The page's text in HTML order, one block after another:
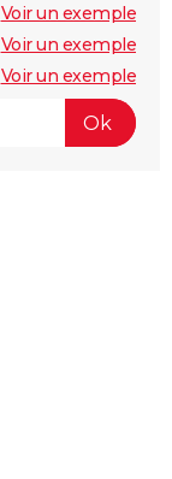
Voir un exemple
Voir un exemple
Voir un exemple